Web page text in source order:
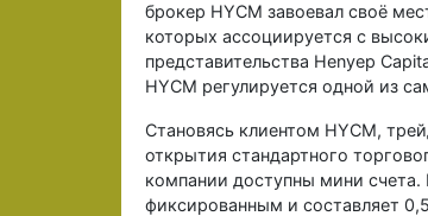
брокер HYCM завоевал своё
которых ассоциируется с
представительства Henyep
HYCM регулируется одной из
Становясь клиентом HYCM,
открытия стандартного
компании доступны мини счета.
фиксированным и составляет